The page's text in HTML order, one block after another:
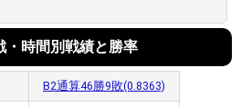
時間別戦績と勝率
B2通算46勝9敗(0.8363)